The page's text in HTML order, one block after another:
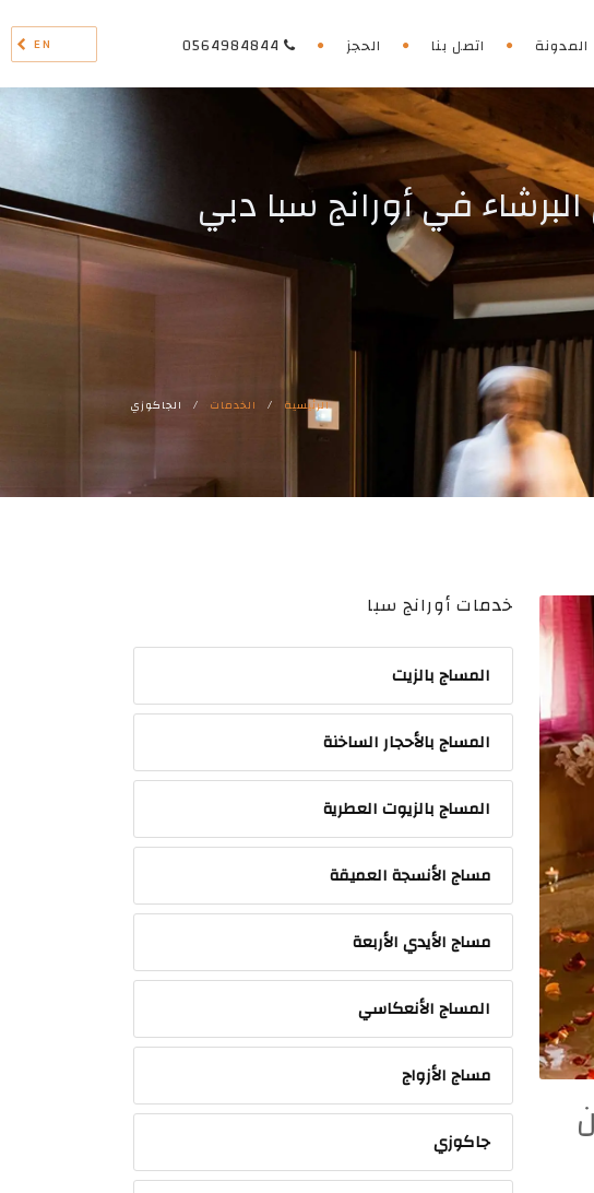
الحجز اتصل بنا المدونة EN
في أورانج سبا دبي
الرئيسية / الخدمات / الجاكوزي
خدمات أورانج سبا
المساج بالزيت
المساج بالأحجار الساخنة
المساج بالزيوت العطرية
مساج الأنسجة العميقة
مساج الأيدي الأربعة
المساج الأنعكاسي
مساج الأزواج
جاكوزي